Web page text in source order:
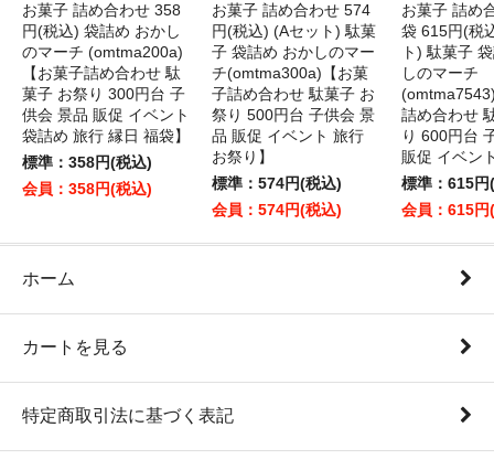
お菓子 詰め合わせ 358
円(税込) 袋詰め おかし
のマーチ (omtma200a)
【お菓子詰め合わせ 駄
菓子 お祭り 300円台 子
供会 景品 販促 イベント
袋詰め 旅行 縁日 福袋】
標準：358円(税込)
会員：358円(税込)
お菓子 詰め合わせ 574
円(税込) (Aセット) 駄菓
子 袋詰め おかしのマー
チ(omtma300a)【お菓
子詰め合わせ 駄菓子 お
祭り 500円台 子供会 景
品 販促 イベント 旅行
お祭り】
標準：574円(税込)
会員：574円(税込)
お菓子 詰め
袋 615円(税
ト) 駄菓子
しのマーチ
詰め合わせ
り 600円台
販促 イベン
標準：615円
会員：615円
ホーム
カートを見る
特定商取引法に基づく表記